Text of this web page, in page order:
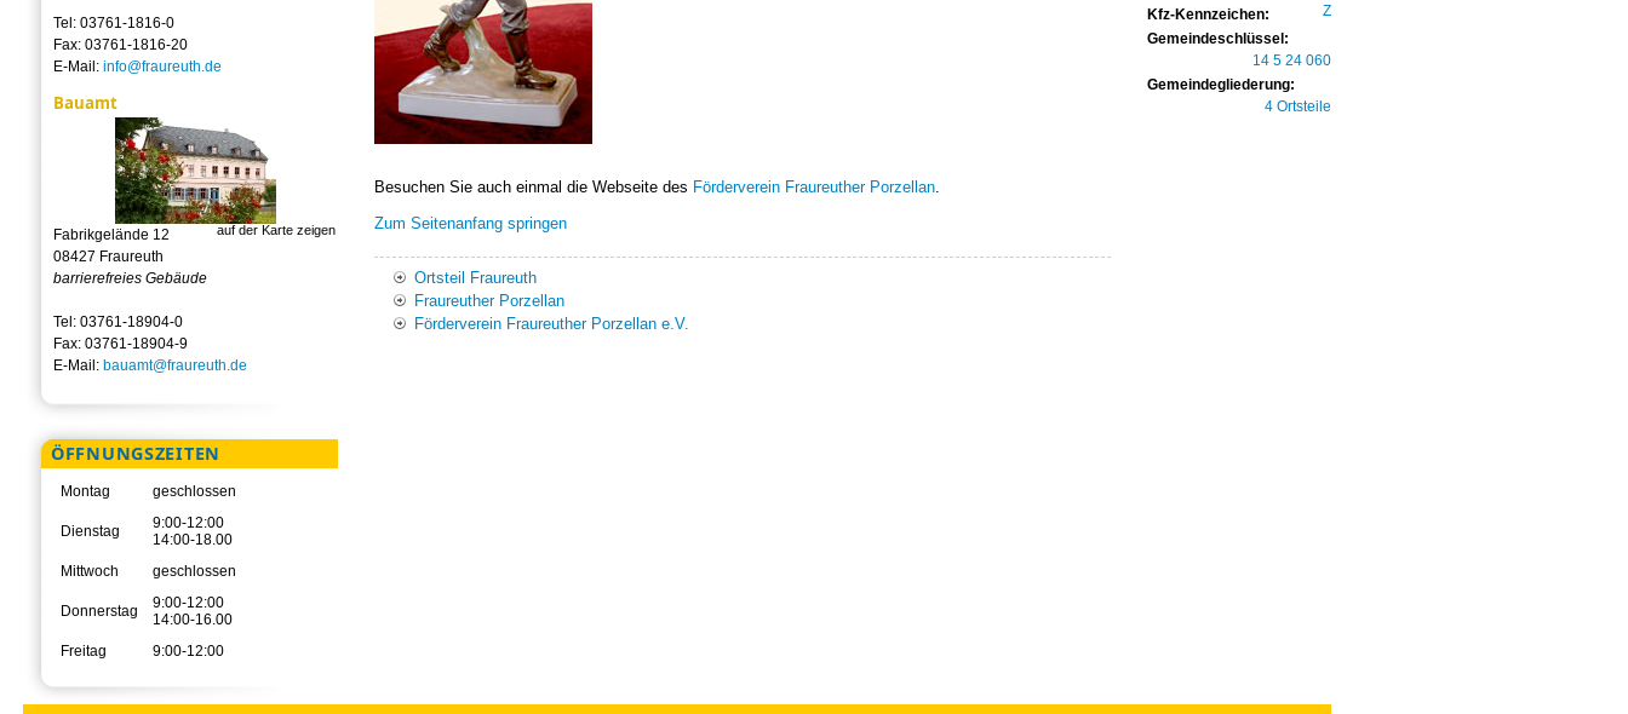
Besuchen Sie auch einmal die Webseite des Förderverein Fraureuther Porzellan.
Zum Seitenanfang springen
Ortsteil Fraureuth
Fraureuther Porzellan
Förderverein Fraureuther Porzellan e.V.
Kfz-Kennzeichen:
Z
Gemeindeschlüssel:
14 5 24 060
Gemeindegliederung:
4 Ortsteile
Tel: 03761-1816-0
Fax: 03761-1816-20
E-Mail: info@fraureuth.de
Bauamt
auf der Karte zeigen
Fabrikgelände 12
08427 Fraureuth
barrierefreies Gebäude
Tel: 03761-18904-0
Fax: 03761-18904-9
E-Mail: bauamt@fraureuth.de
ÖFFNUNGSZEITEN
Montag geschlossen
Dienstag
9:00-12:00
14:00-18.00
Mittwoch
geschlossen
Donnerstag
9:00-12:00
14:00-16.00
Freitag
9:00-12:00